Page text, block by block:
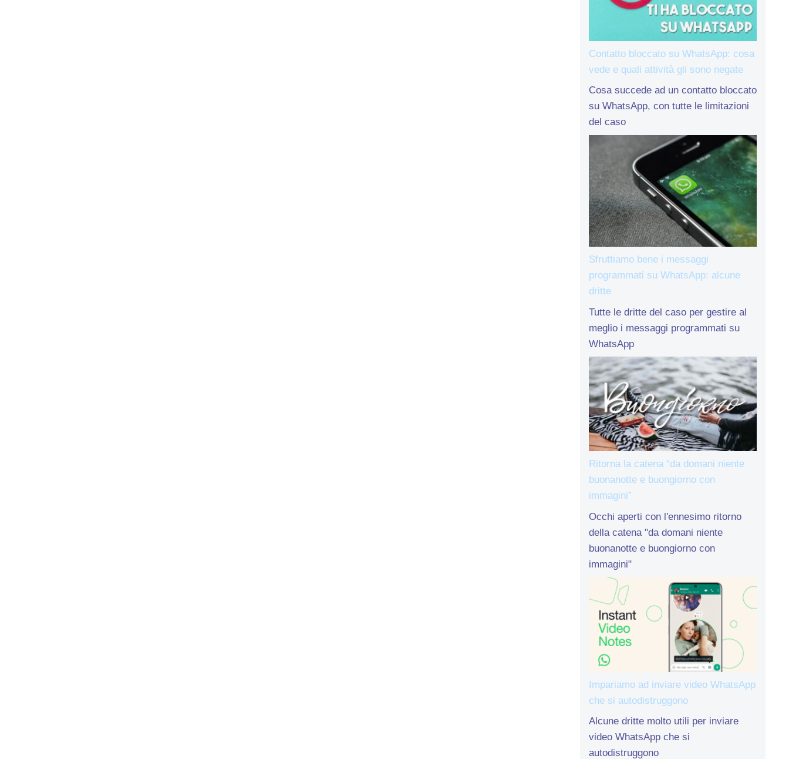
Contatto bloccato su WhatsApp: cosa
vede e quali attività gli sono negate
Cosa succede ad un contatto bloccato
su WhatsApp, con tutte le limitazioni
del caso
Sfruttiamo bene i messaggi
programmati su WhatsApp: alcune
dritte
Tutte le dritte del caso per gestire al
meglio i messaggi programmati su
WhatsApp
Ritorna la catena “da domani niente
buonanotte e buongiorno con
immagini”
Occhi aperti con l'ennesimo ritorno
della catena "da domani niente
buonanotte e buongiorno con
immagini"
Impariamo ad inviare video WhatsApp
che si autodistruggono
Alcune dritte molto utili per inviare
video WhatsApp che si
autodistruggono